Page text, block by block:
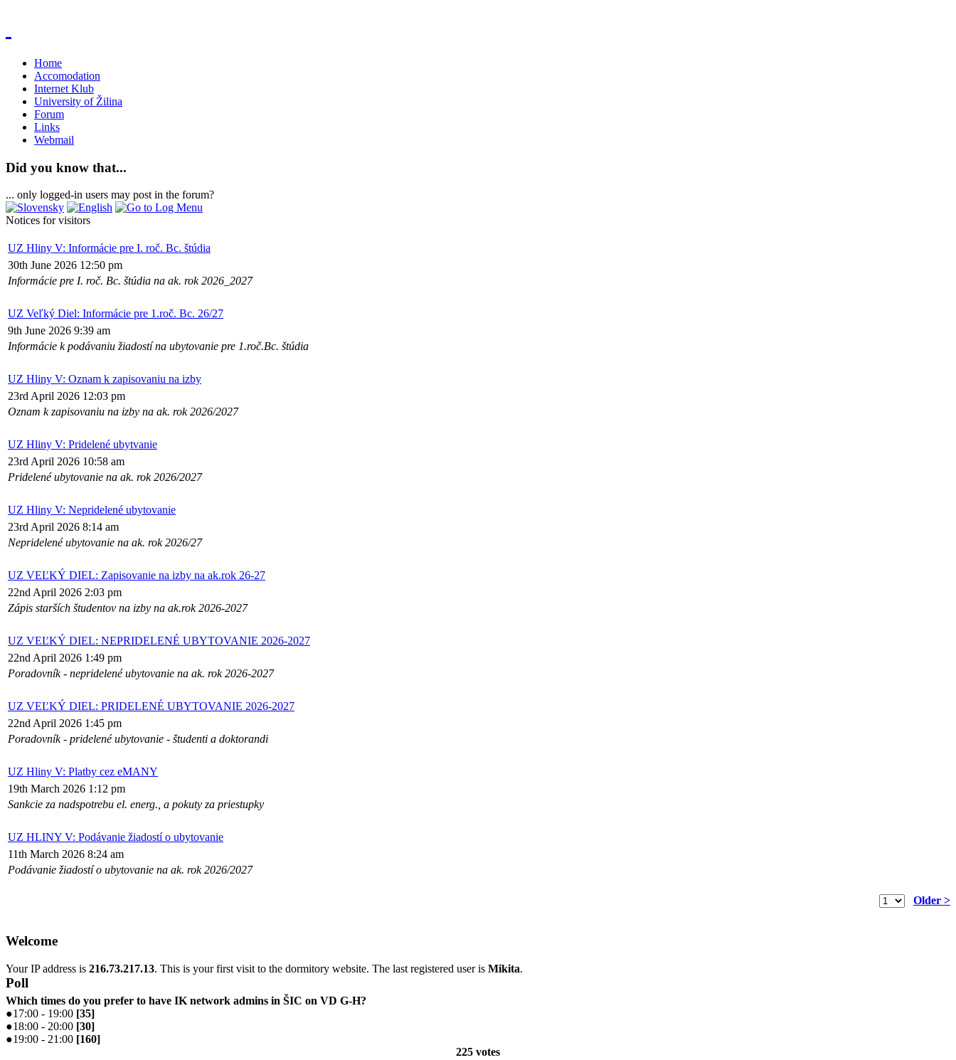
Home
Accomodation
Internet Klub
University of Žilina
Forum
Links
Webmail
Did you know that...
... only logged-in users may post in the forum?
Notices for visitors
UZ Hliny V: Informácie pre I. roč. Bc. štúdia
30th June 2026 12:50 pm
Informácie pre I. roč. Bc. štúdia na ak. rok 2026_2027
UZ Veľký Diel: Informácie pre 1.roč. Bc. 26/27
9th June 2026 9:39 am
Informácie k podávaniu žiadostí na ubytovanie pre 1.roč.Bc. štúdia
UZ Hliny V: Oznam k zapisovaniu na izby
23rd April 2026 12:03 pm
Oznam k zapisovaniu na izby na ak. rok 2026/2027
UZ Hliny V: Pridelené ubytvanie
23rd April 2026 10:58 am
Pridelené ubytovanie na ak. rok 2026/2027
UZ Hliny V: Nepridelené ubytovanie
23rd April 2026 8:14 am
Nepridelené ubytovanie na ak. rok 2026/27
UZ VEĽKÝ DIEL: Zapisovanie na izby na ak.rok 26-27
22nd April 2026 2:03 pm
Zápis starších študentov na izby na ak.rok 2026-2027
UZ VEĽKÝ DIEL: NEPRIDELENÉ UBYTOVANIE 2026-2027
22nd April 2026 1:49 pm
Poradovník - nepridelené ubytovanie na ak. rok 2026-2027
UZ VEĽKÝ DIEL: PRIDELENÉ UBYTOVANIE 2026-2027
22nd April 2026 1:45 pm
Poradovník - pridelené ubytovanie - študenti a doktorandi
UZ Hliny V: Platby cez eMANY
19th March 2026 1:12 pm
Sankcie za nadspotrebu el. energ., a pokuty za priestupky
UZ HLINY V: Podávanie žiadostí o ubytovanie
11th March 2026 8:24 am
Podávanie žiadostí o ubytovanie na ak. rok 2026/2027
Older >
Welcome
Your IP address is 216.73.217.13. This is your first visit to the dormitory website. The last registered user is Mikita.
Poll
Which times do you prefer to have IK network admins in ŠIC on VD G-H?
●17:00 - 19:00 [35]
●18:00 - 20:00 [30]
●19:00 - 21:00 [160]
225 votes